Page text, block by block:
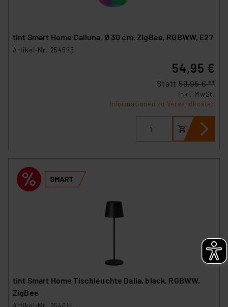
tint Smart Home Calluna, Ø 30 cm, ZigBee, RGBWW, E27
Artikel-Nr. 254595
54,95 €
Statt 59,95 € **
inkl. MwSt.
Informationen zu Versandkosten
tint Smart Home Tischleuchte Dalia, black, RGBWW,
ZigBee